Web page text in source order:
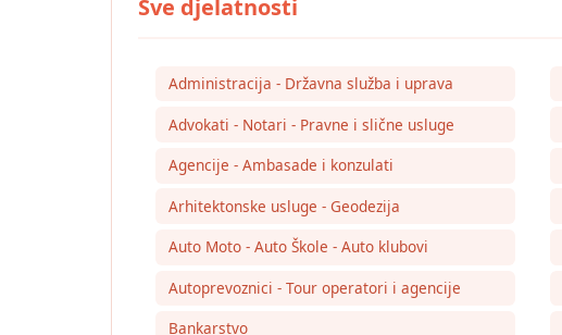
Administracija - Državna služba i uprava
Advokati - Notari - Pravne i slične usluge
Agencije - Ambasade i konzulati
Arhitektonske usluge - Geodezija
Auto Moto - Auto Škole - Auto klubovi
Autoprevoznici - Tour operatori i agencije
Bankarstvo